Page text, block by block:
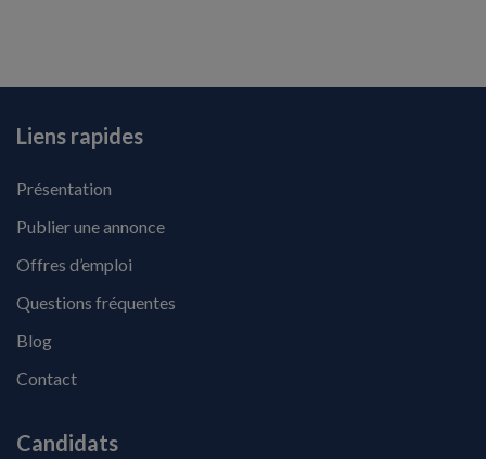
Liens rapides
Présentation
Publier une annonce
Offres d’emploi
Questions fréquentes
Blog
Contact
Candidats